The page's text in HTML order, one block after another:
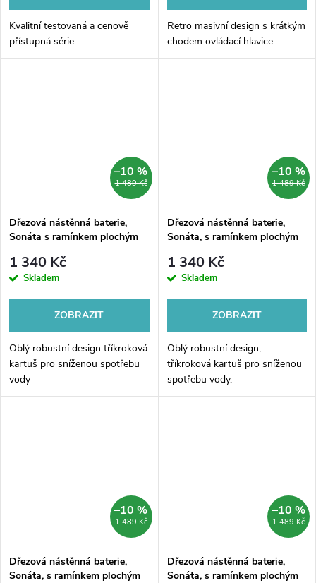
Kvalitní testovaná a cenově
přístupná série
Retro masivní design s krátkým
chodem ovládací hlavice.
1 489 Kč
–10 %
Dřezová nástěnná baterie,
Sonáta s ramínkem plochým
1 340 Kč
Skladem
ZOBRAZIT
Oblý robustní design tříkroková
kartuš pro sníženou spotřebu
vody
1 489 Kč
–10 %
Dřezová nástěnná baterie,
Sonáta, s ramínkem plochým
1 340 Kč
Skladem
ZOBRAZIT
Oblý robustní design,
tříkroková kartuš pro sníženou
spotřebu vody.
1 489 Kč
–10 %
Dřezová nástěnná baterie,
Sonáta, s ramínkem plochým
1 489 Kč
–10 %
Dřezová nástěnná baterie,
Sonáta, s ramínkem plochým